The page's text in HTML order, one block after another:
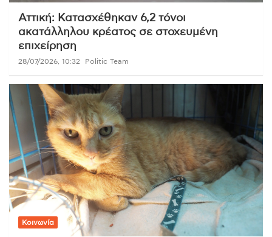
Αττική: Κατασχέθηκαν 6,2 τόνοι
ακατάλληλου κρέατος σε στοχευμένη
επιχείρηση
28/07/2026, 10:32 Politic Team
Κοινωνία